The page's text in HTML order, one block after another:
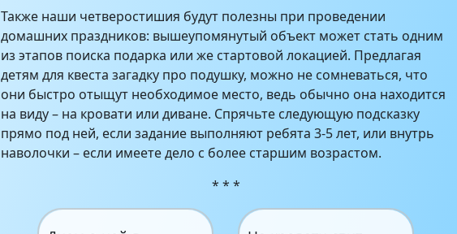
Также наши четверостишия будут полезны при проведении
домашних праздников: вышеупомянутый объект может стать одним
из этапов поиска подарка или же стартовой локацией. Предлагая
детям для квеста загадку про подушку, можно не сомневаться, что
они быстро отыщут необходимое место, ведь обычно она находится
на виду – на кровати или диване. Спрячьте следующую подсказку
прямо под ней, если задание выполняют ребята 3-5 лет, или внутрь
наволочки – если имеете дело с более старшим возрастом.
* * *